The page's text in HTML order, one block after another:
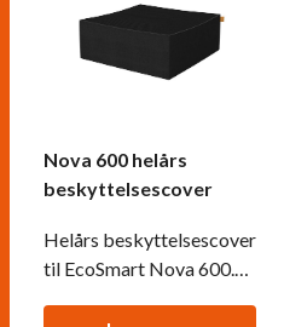
Nova 600 helårs
beskyttelsescover
Helårs beskyttelsescover
til EcoSmart Nova 600.